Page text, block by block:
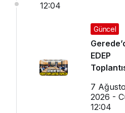
12:04
Güncel
EDEP
7
2026 -
12:04